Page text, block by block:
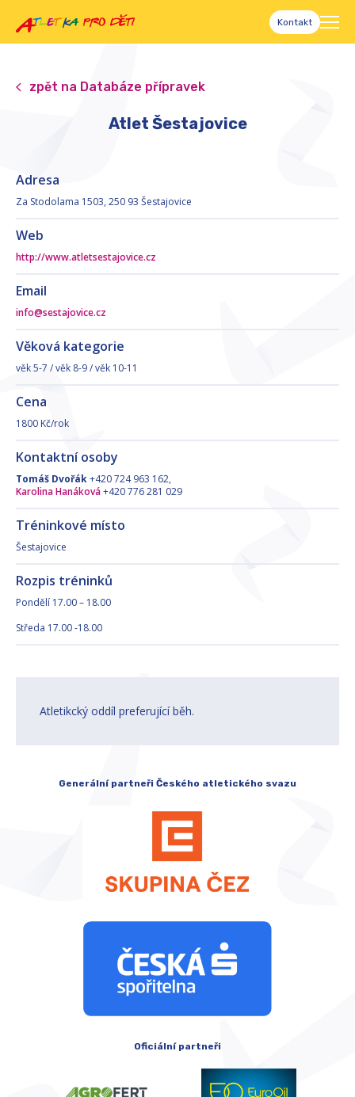
Kontakt
zpět na Databáze přípravek
Atlet Šestajovice
Adresa
Za Stodolama 1503, 250 93 Šestajovice
Web
http://www.atletsestajovice.cz
Email
info@sestajovice.cz
Věková kategorie
věk 5-7 / věk 8-9 / věk 10-11
Cena
1800 Kč/rok
Kontaktní osoby
Tomáš Dvořák+420 724 963 162,
Karolina Hanáková+420 776 281 029
Tréninkové místo
Šestajovice
Rozpis tréninků
Pondělí 17.00 – 18.00
Středa 17.00 -18.00
Atletikcký oddíl preferující běh.
Generální partneři Českého atletického svazu
Oficiální partneři